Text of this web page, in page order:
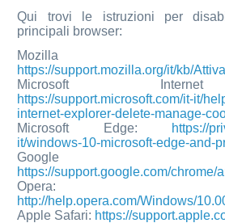
Qui trovi le istruzioni per
principali browser:
Mozilla
https://support.mozilla.org/it/kb/
Microsoft
https://support.microsoft.com/it-it/
internet-explorer-delete-manage-
Microsoft Edge:
https://
it/windows-10-microsoft-edge-and-
Google
https://support.google.com/chrome/
Opera:
http://help.opera.com/Windows/
Apple Safari: https://